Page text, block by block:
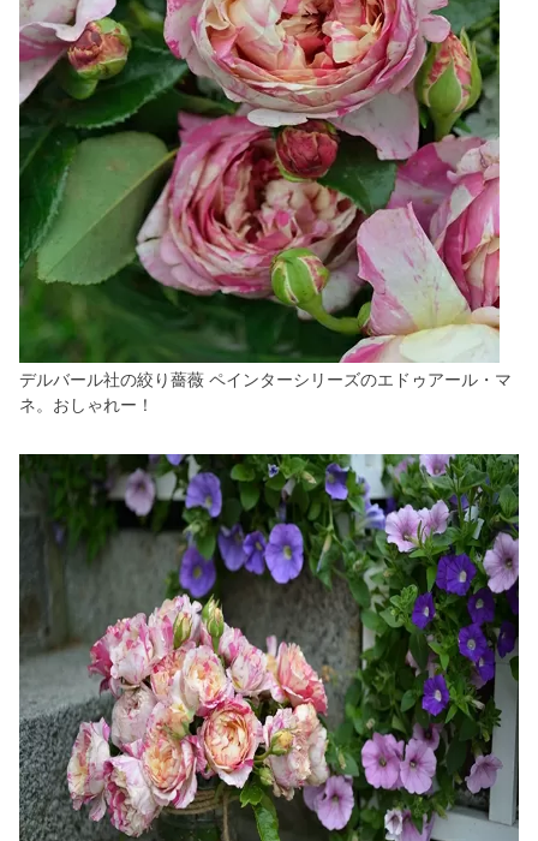
デルバール社の絞り薔薇 ペインターシリーズのエドゥアール・マ
ネ。おしゃれー！